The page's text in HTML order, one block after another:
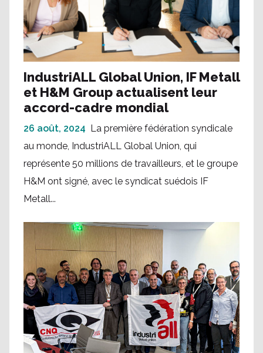
IndustriALL Global Union, IF Metall
et H&M Group actualisent leur
accord-cadre mondial
26 août, 2024
La première fédération syndicale
au monde, IndustriALL Global Union, qui
représente 50 millions de travailleurs, et le groupe
H&M ont signé, avec le syndicat suédois IF
Metall...